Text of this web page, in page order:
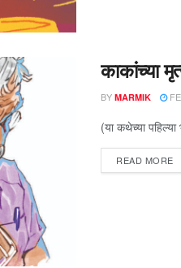
काकांच्या
BY MARMIK
(या कथेच्या
READ MORE